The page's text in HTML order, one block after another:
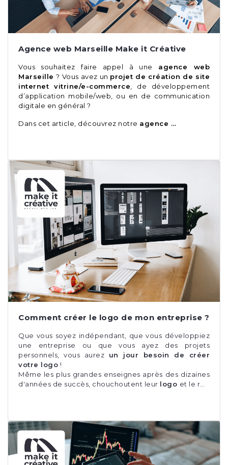
Agence web Marseille Make it Créative
Vous souhaitez faire appel à une agence web
Marseille? Vous avez un projet de création de site
internet vitrine/e-commerce , de développement
d’application mobile/web, ou en de communication
digitale en général ?
Dans cet article, découvrez notre agence …
Comment créer le logo de mon entreprise ?
Que vous soyez indépendant, que vous développiez
une entreprise ou que vous ayez des projets
personnels, vous aurez un jour besoin de créer
votre logo !
Même les plus grandes enseignes après des dizaines
d'années de succès, chouchoutent leur logo et le r…